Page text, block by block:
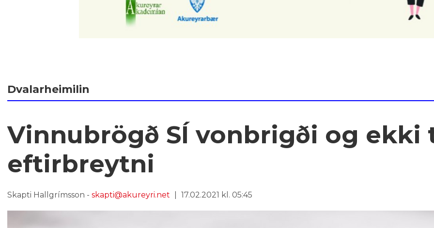
Dvalarheimilin
Vinnubrögð SÍ vonbrigði og ekki
eftirbreytni
Skapti Hallgrímsson - skapti@akureyri.net 17.02.2021 kl. 05:45